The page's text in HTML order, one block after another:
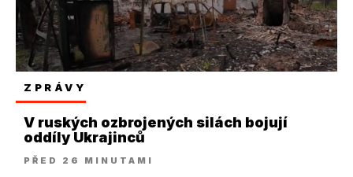
ZPRÁVY
V ruských ozbrojených silách bojují
oddíly Ukrajinců
PŘED 26 MINUTAMI